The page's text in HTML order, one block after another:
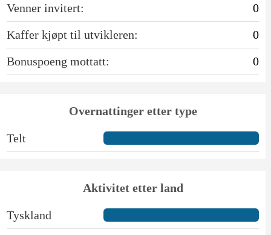
Venner invitert:
0
Kaffer kjøpt til utvikleren:
0
Bonuspoeng mottatt:
0
Overnattinger etter type
Telt
Aktivitet etter land
Tyskland